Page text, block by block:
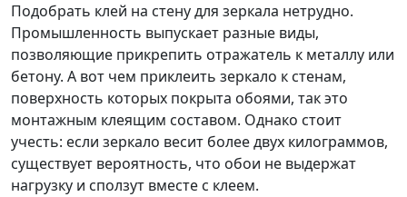
Подобрать клей на стену для зеркала нетрудно.
Промышленность выпускает разные виды,
позволяющие прикрепить отражатель к металлу или
бетону. А вот чем приклеить зеркало к стенам,
поверхность которых покрыта обоями, так это
монтажным клеящим составом. Однако стоит
учесть: если зеркало весит более двух килограммов,
существует вероятность, что обои не выдержат
нагрузку и сползут вместе с клеем.